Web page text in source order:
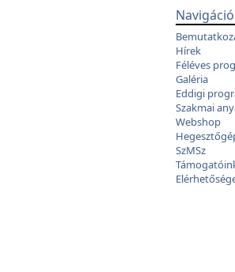
Navigáció
Hírek
Féléves
Galéria
Eddigi
Szakmai
Webshop
SzMSz